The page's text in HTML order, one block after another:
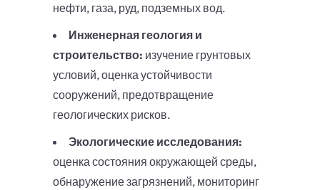
нефти, газа, руд, подземных вод.
Инженерная геология и
строительство: изучение грунтовых
условий, оценка устойчивости
сооружений, предотвращение
геологических рисков.
Экологические исследования:
оценка состояния окружающей среды,
обнаружение загрязнений, мониторинг